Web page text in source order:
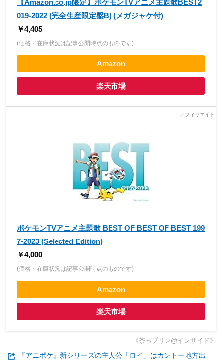
【Amazon.co.jp限定】ポケモンTVアニメ主題歌BEST2
019-2022 (完全生産限定盤B) (メガジャケ付)
￥4,405
(価格・在庫状況は記事公開時点のものです)
Amazon
楽天市場
ポケモンTVアニメ主題歌 BEST OF BEST OF BEST 199
7-2023 (Selected Edition)
￥4,000
(価格・在庫状況は記事公開時点のものです)
Amazon
楽天市場
《茶っプリン@インサイド》
『アニポケ』新シリーズの主人公「ロイ」はカントー地方出